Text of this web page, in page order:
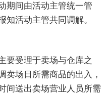
期间由活动主管统一管
知活动主管共同调解。
要受理于卖场与仓库之
卖场日所需商品的出入，
间送出卖场营业人员所需